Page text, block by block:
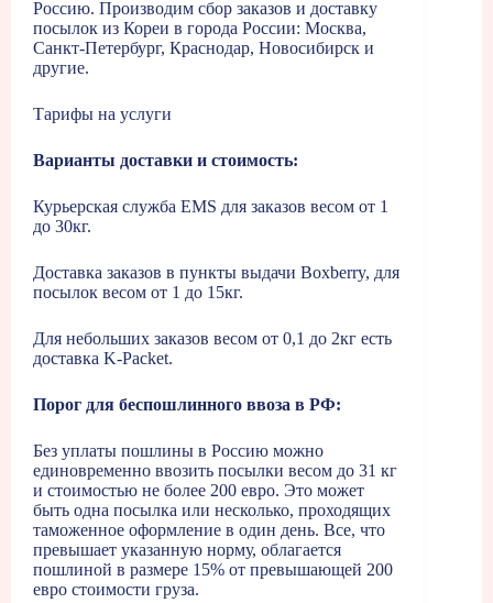
Россию. Производим сбор заказов и доставку
посылок из Кореи в города России: Москва,
Санкт-Петербург, Краснодар, Новосибирск и
другие.
Тарифы на услуги
Варианты доставки и стоимость:
Курьерская служба EMS для заказов весом от 1
до 30кг.
Доставка заказов в пункты выдачи Boxberry, для
посылок весом от 1 до 15кг.
Для небольших заказов весом от 0,1 до 2кг есть
доставка K-Packet.
Порог для беспошлинного ввоза в РФ:
Без уплаты пошлины в Россию можно
единовременно ввозить посылки весом до 31 кг
и стоимостью не более 200 евро. Это может
быть одна посылка или несколько, проходящих
таможенное оформление в один день. Все, что
превышает указанную норму, облагается
пошлиной в размере 15% от превышающей 200
евро стоимости груза.